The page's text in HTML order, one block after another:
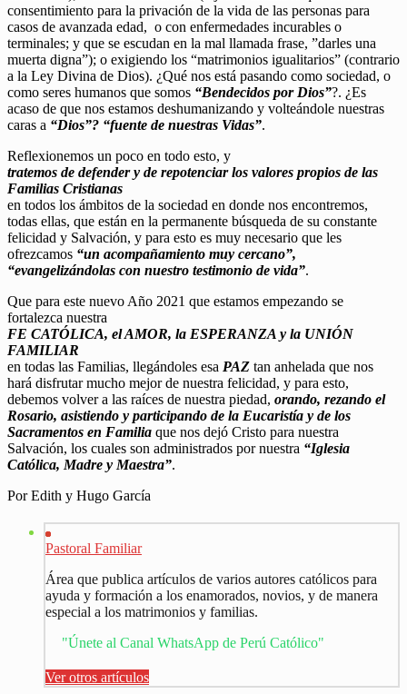
consentimiento para la privación de la vida de las personas para
casos de avanzada edad, o con enfermedades incurables o
terminales; y que se escudan en la mal llamada frase, ”darles una
muerta digna”); o exigiendo los “matrimonios igualitarios” (contrario
a la Ley Divina de Dios). ¿Qué nos está pasando como sociedad, o
como seres humanos que somos “Bendecidos por Dios”?. ¿Es
acaso de que nos estamos deshumanizando y volteándole nuestras
caras a “Dios”? “fuente de nuestras Vidas”.
Reflexionemos un poco en todo esto, y
tratemos de defender y de repotenciar los valores propios de las
Familias Cristianas
en todos los ámbitos de la sociedad en donde nos encontremos,
todas ellas, que están en la permanente búsqueda de su constante
felicidad y Salvación, y para esto es muy necesario que les
ofrezcamos “un acompañamiento muy cercano”,
“evangelizándolas con nuestro testimonio de vida”.
Que para este nuevo Año 2021 que estamos empezando se
fortalezca nuestra
FE CATÓLICA, el AMOR, la ESPERANZA y la UNIÓN
FAMILIAR
en todas las Familias, llegándoles esa PAZ tan anhelada que nos
hará disfrutar mucho mejor de nuestra felicidad, y para esto,
debemos volver a las raíces de nuestra piedad, orando, rezando el
Rosario, asistiendo y participando de la Eucaristía y de los
Sacramentos en Familia que nos dejó Cristo para nuestra
Salvación, los cuales son administrados por nuestra “Iglesia
Católica, Madre y Maestra”.
Por Edith y Hugo García
Pastoral Familiar
Área que publica artículos de varios autores católicos para
ayuda y formación a los enamorados, novios, y de manera
especial a los matrimonios y familias.
"Únete al Canal WhatsApp de Perú Católico"
Ver otros artículos